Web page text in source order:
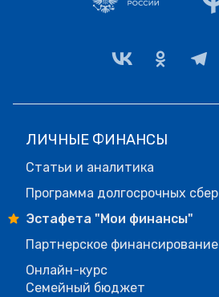
ЛИЧНЫЕ ФИНАНСЫ
Статьи и аналитика
Программа долгосрочных
Эстафета "Мои финансы"
Партнерское финансирование
Онлайн-курс
Семейный бюджет